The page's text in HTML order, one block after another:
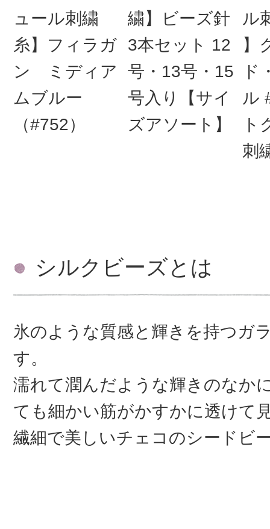
ュール刺繍
糸】フィラガ
ン ミディア
ムブルー
（#752）
繍】ビーズ針
3本セット 12
号・13号・15
号入り【サイ
ズアソート】
ル
】
ド
ル
ト
刺
シルクビーズとは
氷のような質感と輝きを持つガ
す。
濡れて潤んだような輝きのなか
ても細かい筋がかすかに透けて
繊細で美しいチェコのシードビ